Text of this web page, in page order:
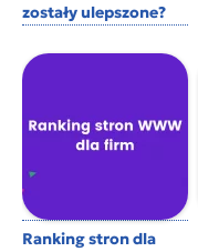
zostały ulepszone?
Ranking stron dla